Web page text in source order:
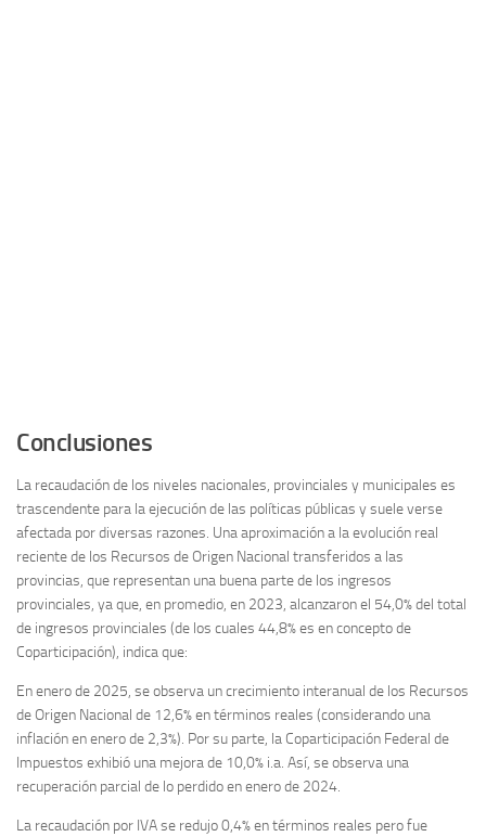
Conclusiones
La recaudación de los niveles nacionales, provinciales y municipales es
trascendente para la ejecución de las políticas públicas y suele verse
afectada por diversas razones. Una aproximación a la evolución real
reciente de los Recursos de Origen Nacional transferidos a las
provincias, que representan una buena parte de los ingresos
provinciales, ya que, en promedio, en 2023, alcanzaron el 54,0% del total
de ingresos provinciales (de los cuales 44,8% es en concepto de
Coparticipación), indica que:
En enero de 2025, se observa un crecimiento interanual de los Recursos
de Origen Nacional de 12,6% en términos reales (considerando una
inflación en enero de 2,3%). Por su parte, la Coparticipación Federal de
Impuestos exhibió una mejora de 10,0% i.a. Así, se observa una
recuperación parcial de lo perdido en enero de 2024.
La recaudación por IVA se redujo 0,4% en términos reales pero fue